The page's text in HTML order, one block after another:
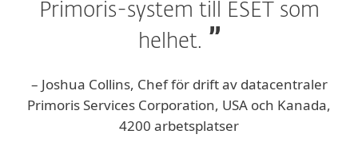
Primoris-system till ESET som
helhet.
– Joshua Collins, Chef för drift av datacentraler
Primoris Services Corporation, USA och Kanada,
4200 arbetsplatser